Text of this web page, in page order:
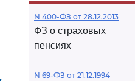
N 400-ФЗ от 28.12.2013
ФЗ о страховых
пенсиях
N 69-ФЗ от 21.12.1994